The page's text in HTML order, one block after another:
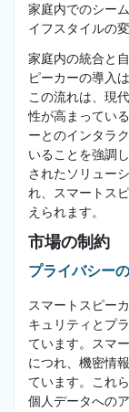
家庭内でのシー
イフスタイルの
家庭内の統合と
ピーカーの導入
この流れは、現
性が高まってい
ーとのインタラ
いることを強調
されたソリュー
れ、スマートス
えられます。
市場の制約
プライバシー
スマートスピー
キュリティとプ
ています。スマ
につれ、機密情
ています。これ
個人データへの